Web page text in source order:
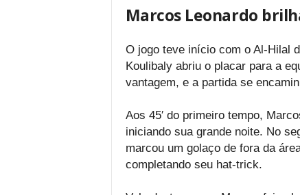
Marcos Leonardo
O jogo teve início com o Al-Hilal
Koulibaly abriu o placar para a
vantagem, e a partida se
Aos 45′ do primeiro tempo,
iniciando sua grande noite. No
marcou um golaço de fora da
completando seu hat-trick.